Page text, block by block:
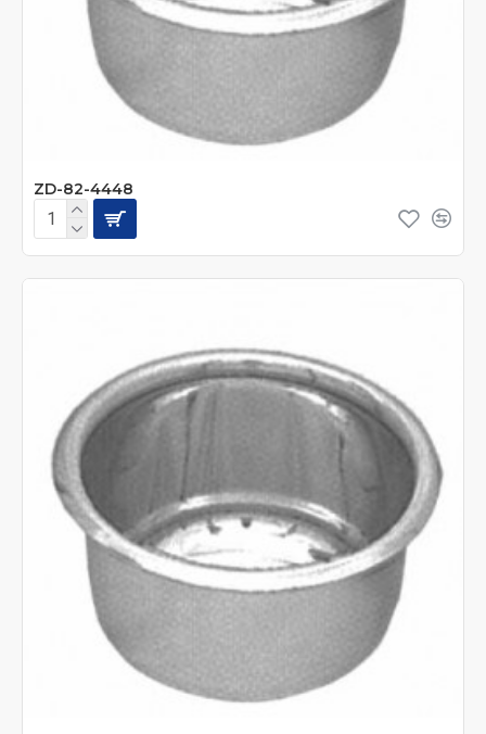
ZD-82-4448